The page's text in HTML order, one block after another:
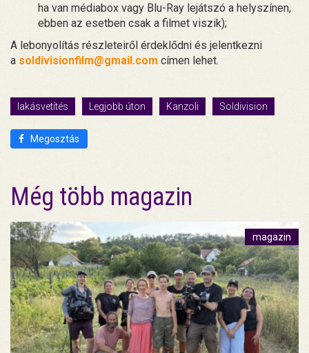
ha van médiabox vagy Blu-Ray lejátszó a helyszínen,
ebben az esetben csak a filmet viszik);
A lebonyolítás részleteiről érdeklődni és jelentkezni
a soldivisionfilm@gmail.com címen lehet.
lakásvetítés Legjobb úton Kanzoli Soldivision
Megosztás
Még több magazin
magazin